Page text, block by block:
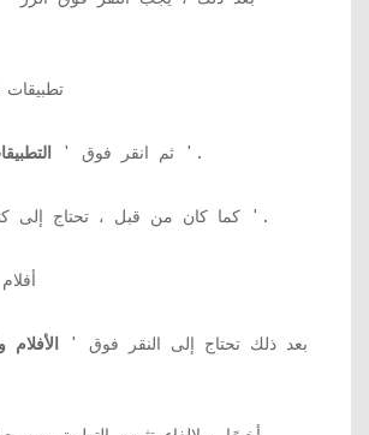
3. ثم انقر فوق ' '.
4. كما كان من قبل ، تحتاج إلى '.
5. بعد ذلك تحتاج إلى النقر فوق ' الأفلام